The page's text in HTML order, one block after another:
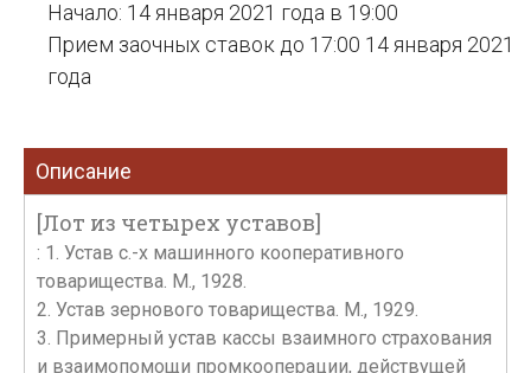
Начало: 14 января 2021 года в 19:00
Прием заочных ставок до 17:00 14 января 2021
года
Описание
[Лот из четырех уставов]
: 1. Устав с.-х машинного кооперативного
товарищества. М., 1928.
2. Устав зернового товарищества. М., 1929.
3. Примерный устав кассы взаимного страхования
и взаимопомощи промкооперации, действущей